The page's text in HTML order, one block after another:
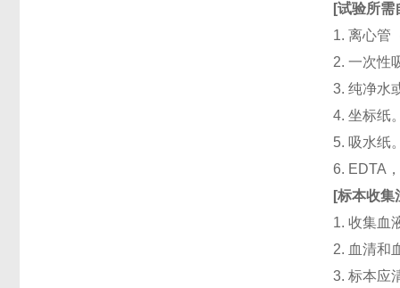
[试验所需
1. 离心管
2. 一次性
3. 纯净水
4. 坐标纸。
5. 吸水纸。
6. EDTA
[标本收集
1. 收集血
2. 血清和
3. 标本应